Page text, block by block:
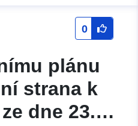
0
plánu
strana k
dne 23.